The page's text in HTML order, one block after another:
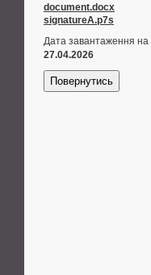
document.docx
signatureA.p7s
Дата завантаження
27.04.2026
Повернутись